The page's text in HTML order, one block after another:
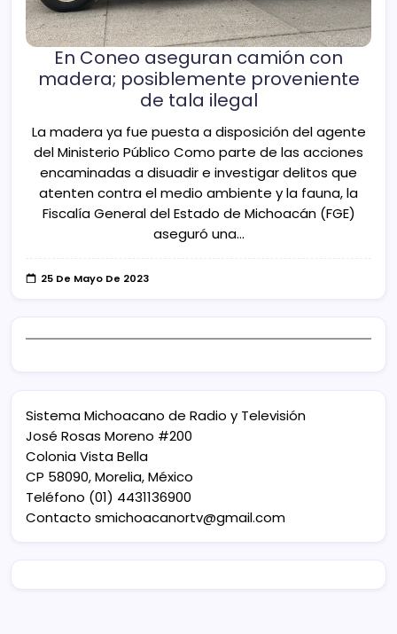
En Coneo aseguran camión con
madera; posiblemente proveniente
de tala ilegal
La madera ya fue puesta a disposición del agente
del Ministerio Público Como parte de las acciones
encaminadas a disuadir e investigar delitos que
atenten contra el medio ambiente y la fauna, la
Fiscalía General del Estado de Michoacán (FGE)
aseguró una…
25 De Mayo De 2023
Sistema Michoacano de Radio y Televisión
José Rosas Moreno #200
Colonia Vista Bella
CP 58090, Morelia, México
Teléfono (01) 4431136900
Contacto smichoacanortv@gmail.com